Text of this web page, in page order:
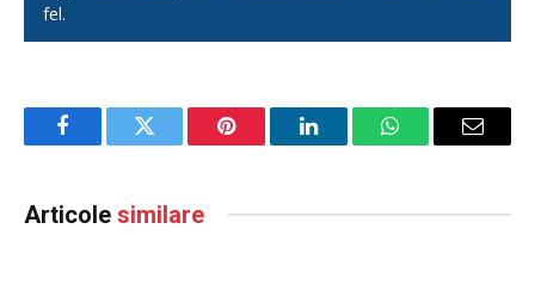
fel.
FacebookTwitter Pinterest LinkedInWhatsAppEmail
Articole similare